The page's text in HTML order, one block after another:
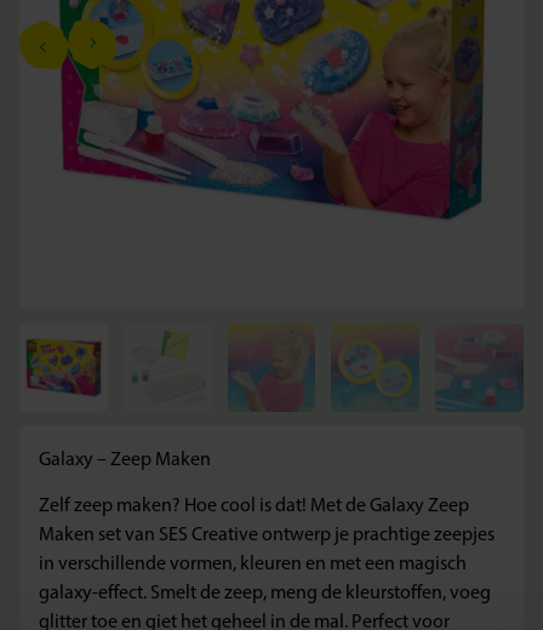
Galaxy – Zeep Maken
Zelf zeep maken? Hoe cool is dat! Met de Galaxy Zeep
Maken set van SES Creative ontwerp je prachtige zeepjes
in verschillende vormen, kleuren en met een magisch
galaxy-effect. Smelt de zeep, meng de kleurstoffen, voeg
glitter toe en giet het geheel in de mal. Perfect voor